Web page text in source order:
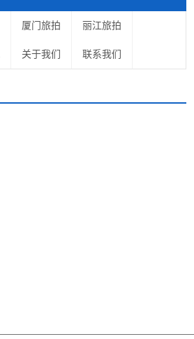
厦门旅拍 丽江旅拍
关于我们 联系我们